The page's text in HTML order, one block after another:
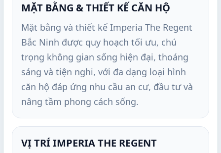
MẶT BẰNG & THIẾT KẾ CĂN HỘ
Mặt bằng và thiết kế Imperia The Regent
Bắc Ninh được quy hoạch tối ưu, chú
trọng không gian sống hiện đại, thoáng
sáng và tiện nghi, với đa dạng loại hình
căn hộ đáp ứng nhu cầu an cư, đầu tư và
nâng tầm phong cách sống.
VỊ TRÍ IMPERIA THE REGENT